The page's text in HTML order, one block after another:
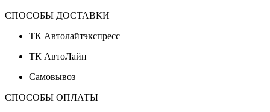
СПОСОБЫ ДОСТАВКИ
ТК Автолайтэкспресс
ТК АвтоЛайн
Самовывоз
СПОСОБЫ ОПЛАТЫ